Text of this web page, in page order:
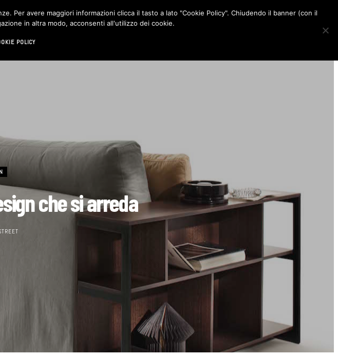
TECH CHI SIAMO CONTATTI
o
g
r
d
che si arreda
Per avere maggiori informazioni clicca il tasto a lato "Cookie Policy". Chiudendo il banner (con il
in altra modo, acconsenti all'utilizzo dei cookie.
POLICY